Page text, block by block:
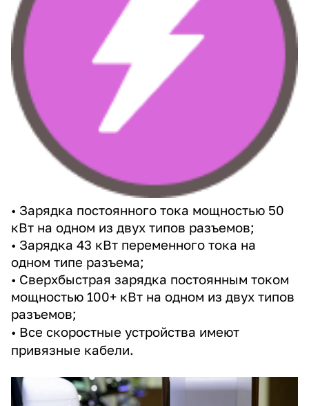
• Зарядка постоянного тока мощностью 50
кВт на одном из двух типов разъемов;
• Зарядка 43 кВт переменного тока на
одном типе разъема;
• Сверхбыстрая зарядка постоянным током
мощностью 100+ кВт на одном из двух типов
разъемов;
• Все скоростные устройства имеют
привязные кабели.